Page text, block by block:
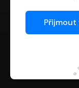
Proto od vás
zpracováním
Děkujeme,
Přijmout